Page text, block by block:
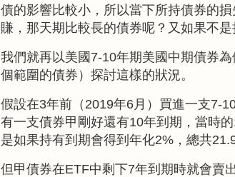
債的影響比較小，所以當下所持債券的
賺，那天期比較長的債券呢？又如果不
我們就再以美國7-10年期美國中期債券
個範圍的債券）探討這樣的狀況。
假設在3年前（2019年6月）買進一支7-
有一支債券甲剛好還有10年到期，當時
是如果持有到期會得到年化2%，總共
但甲債券在ETF中剩下7年到期時就會賣